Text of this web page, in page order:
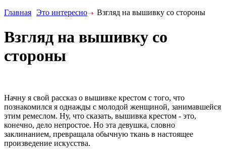
Главная Это интересно Взгляд на вышивку со стороны
Взгляд на вышивку со
стороны
Начну я свой рассказ о вышивке крестом с того, что
познакомился я однажды с молодой женщиной, занимавшейся
этим ремеслом. Ну, что сказать, вышивка крестом - это,
конечно, дело непростое. Но эта девушка, словно
заклинанием, превращала обычную ткань в настоящее
произведение искусства.